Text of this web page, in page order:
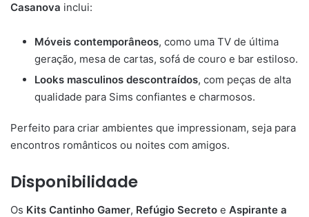
Casanova inclui:
Móveis contemporâneos, como uma TV de última
geração, mesa de cartas, sofá de couro e bar estiloso.
Looks masculinos descontraídos, com peças de alta
qualidade para Sims confiantes e charmosos.
Perfeito para criar ambientes que impressionam, seja para
encontros românticos ou noites com amigos.
Disponibilidade
Os Kits Cantinho Gamer, Refúgio Secreto e Aspirante a